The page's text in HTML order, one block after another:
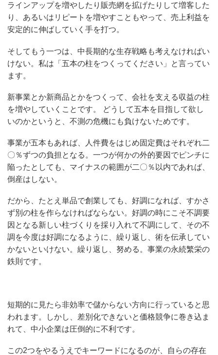
ラインアップを増やしたり販売網を拡げたりして増客した
り、あるいはリピートを増やすこともやって、売上利益を
安定的に伸ばしていく手を打つ。
そしてもう一つは、中長期的な生存戦略も考えなければい
けない。私は「五本の柱をつくってください」と言ってい
ます。
新事業とか新商品とかをつくって、会社を支える収益の柱
を増やしていくことです。 どうして五本を目指して欲し
いのかというと、不測の危機にも負けないためです。
事業が五本もあれば、人件費をはじめ固定費はそれぞれ二
〇％ずつの負担となる。一つが何かの外的要因でピンチに
陥ったとしても、マイナスの範囲が二〇％以内であれば、
倒産はしない。
だから、たとえ単品で創業しても、好調になれば、すかさ
ず別の柱を作らなければならない。好調の時にこそ不調要
因となる新しい柱づくりを採り入れて不調にして、その不
調を今度は好調になるように、繰り返し、術を伝承してい
かないといけない。繰り返し、努める。事業の永続繁栄の
鉄則です。
短期的に見たら非効率で儲からない方向に行っていると思
われます。しかし、差別化できないと価格競争に巻き込ま
れて、中小企業は圧倒的に不利です。
この2つをやるうえでキーワードになるのが、自らの存在